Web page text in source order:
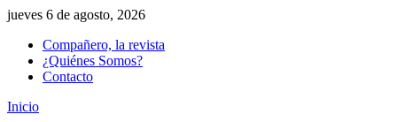
jueves 6 de agosto, 2026
Compañero, la revista
¿Quiénes Somos?
Contacto
Inicio